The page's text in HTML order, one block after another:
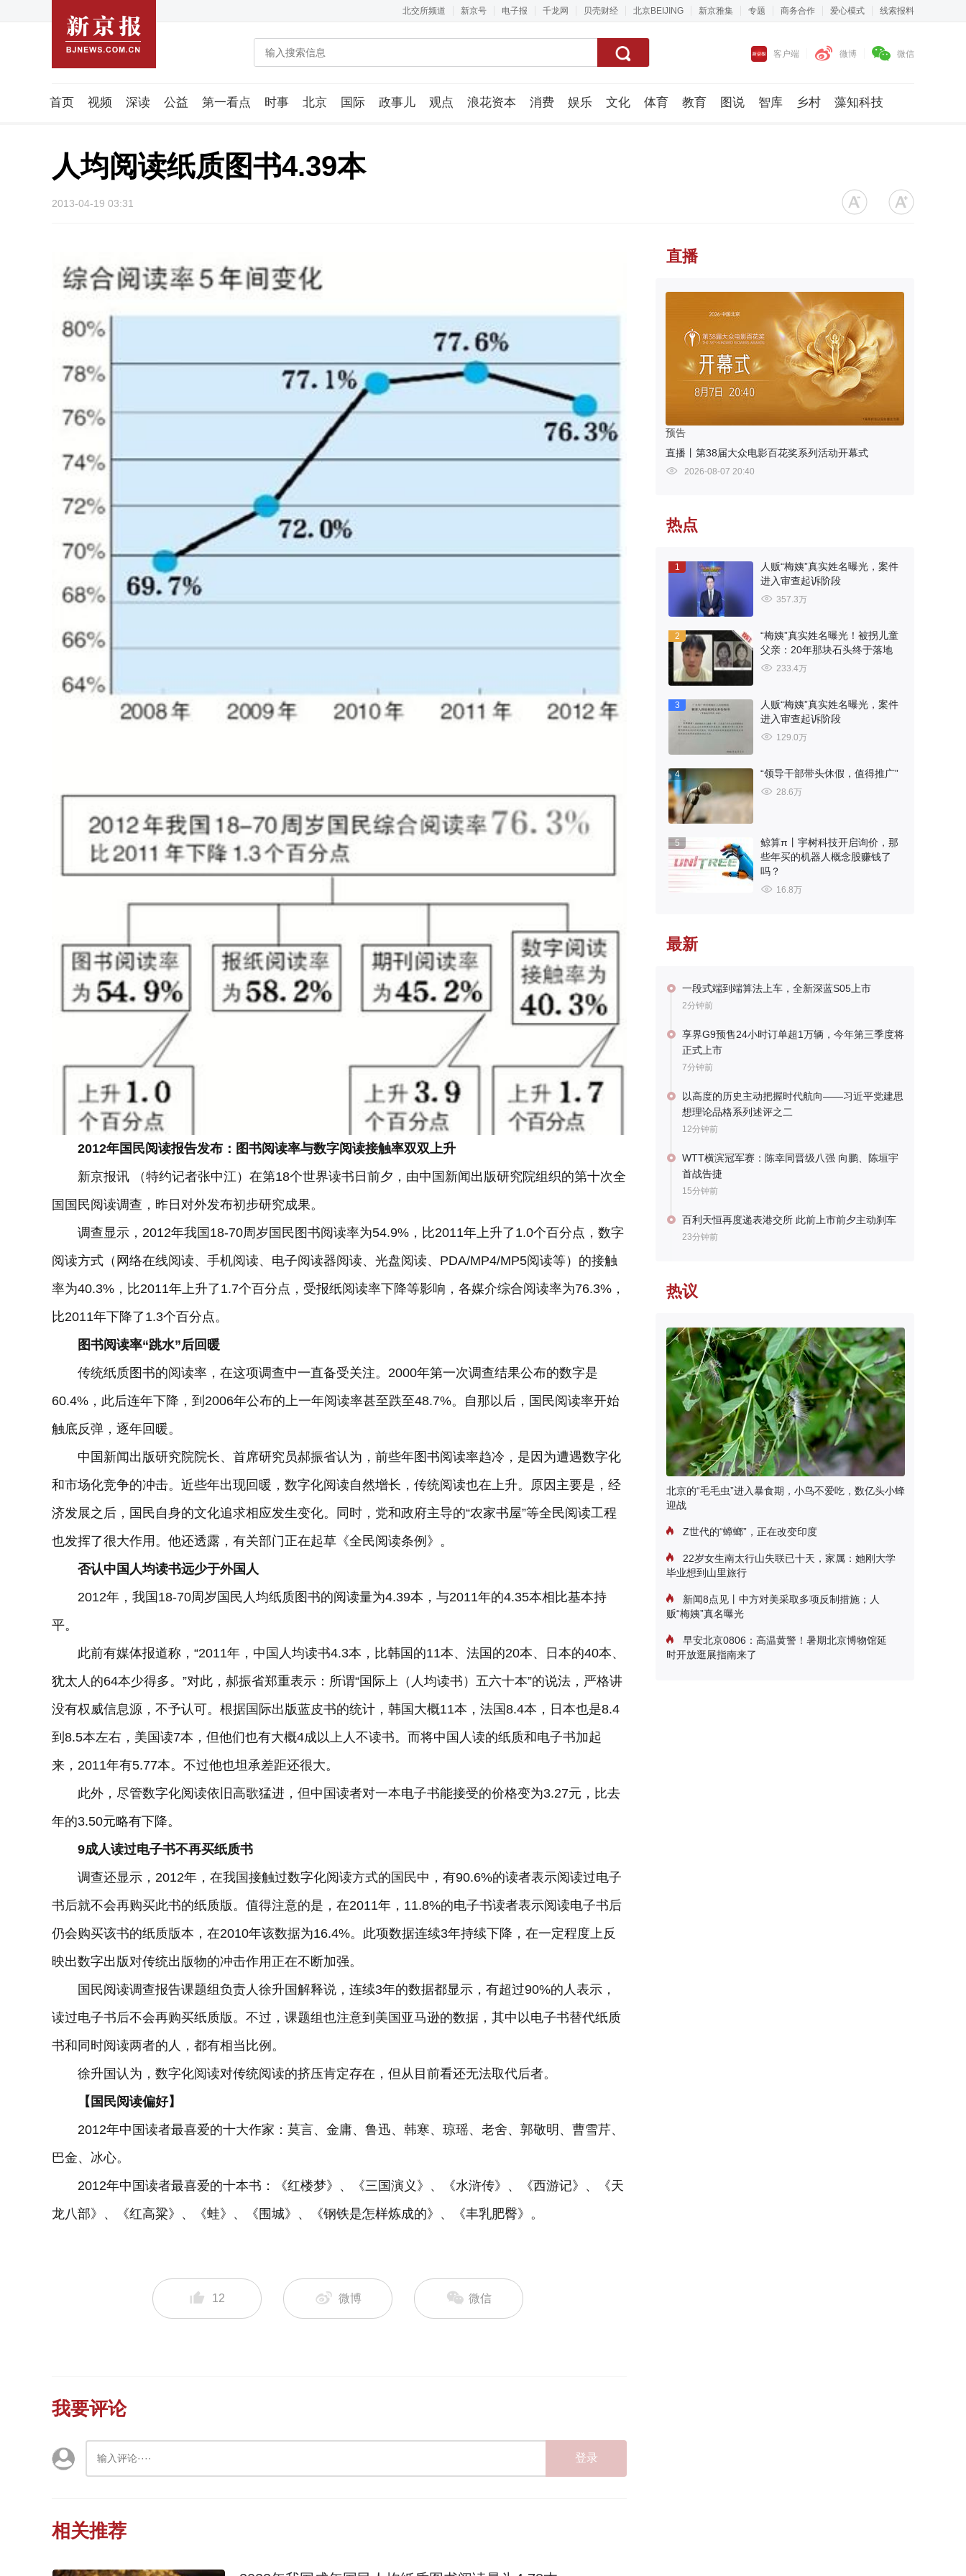
北交所频道 新京号 电子报 千龙网 贝壳财经 北京BEIJING 新京雅集 专题 商务合作 爱心模式 线索报料
客户端 微博 微信
首页 视频 深读 公益 第一看点 时事 北京 国际 政事儿 观点 浪花资本 消费 娱乐 文化 体育 教育 图说 智库 乡村 藻知科技
人均阅读纸质图书4.39本
2013-04-19 03:31
2012年国民阅读报告发布：图书阅读率与数字阅读接触率双双上升
新京报讯 （特约记者张中江）在第18个世界读书日前夕，由中国新闻出版研究院组织的第十次全
国国民阅读调查，昨日对外发布初步研究成果。
调查显示，2012年我国18-70周岁国民图书阅读率为54.9%，比2011年上升了1.0个百分点，数字
阅读方式（网络在线阅读、手机阅读、电子阅读器阅读、光盘阅读、PDA/MP4/MP5阅读等）的接触
率为40.3%，比2011年上升了1.7个百分点，受报纸阅读率下降等影响，各媒介综合阅读率为76.3%，
比2011年下降了1.3个百分点。
图书阅读率“跳水”后回暖
传统纸质图书的阅读率，在这项调查中一直备受关注。2000年第一次调查结果公布的数字是
60.4%，此后连年下降，到2006年公布的上一年阅读率甚至跌至48.7%。自那以后，国民阅读率开始
触底反弹，逐年回暖。
中国新闻出版研究院院长、首席研究员郝振省认为，前些年图书阅读率趋冷，是因为遭遇数字化
和市场化竞争的冲击。近些年出现回暖，数字化阅读自然增长，传统阅读也在上升。原因主要是，经
济发展之后，国民自身的文化追求相应发生变化。同时，党和政府主导的“农家书屋”等全民阅读工程
也发挥了很大作用。他还透露，有关部门正在起草《全民阅读条例》。
否认中国人均读书远少于外国人
2012年，我国18-70周岁国民人均纸质图书的阅读量为4.39本，与2011年的4.35本相比基本持
平。
此前有媒体报道称，“2011年，中国人均读书4.3本，比韩国的11本、法国的20本、日本的40本、
犹太人的64本少得多。”对此，郝振省郑重表示：所谓“国际上（人均读书）五六十本”的说法，严格讲
没有权威信息源，不予认可。根据国际出版蓝皮书的统计，韩国大概11本，法国8.4本，日本也是8.4
到8.5本左右，美国读7本，但他们也有大概4成以上人不读书。而将中国人读的纸质和电子书加起
来，2011年有5.77本。不过他也坦承差距还很大。
此外，尽管数字化阅读依旧高歌猛进，但中国读者对一本电子书能接受的价格变为3.27元，比去
年的3.50元略有下降。
9成人读过电子书不再买纸质书
调查还显示，2012年，在我国接触过数字化阅读方式的国民中，有90.6%的读者表示阅读过电子
书后就不会再购买此书的纸质版。值得注意的是，在2011年，11.8%的电子书读者表示阅读电子书后
仍会购买该书的纸质版本，在2010年该数据为16.4%。此项数据连续3年持续下降，在一定程度上反
映出数字出版对传统出版物的冲击作用正在不断加强。
国民阅读调查报告课题组负责人徐升国解释说，连续3年的数据都显示，有超过90%的人表示，
读过电子书后不会再购买纸质版。不过，课题组也注意到美国亚马逊的数据，其中以电子书替代纸质
书和同时阅读两者的人，都有相当比例。
徐升国认为，数字化阅读对传统阅读的挤压肯定存在，但从目前看还无法取代后者。
【国民阅读偏好】
2012年中国读者最喜爱的十大作家：莫言、金庸、鲁迅、韩寒、琼瑶、老舍、郭敬明、曹雪芹、
巴金、冰心。
2012年中国读者最喜爱的十本书：《红楼梦》、《三国演义》、《水浒传》、《西游记》、《天
龙八部》、《红高粱》、《蛙》、《围城》、《钢铁是怎样炼成的》、《丰乳肥臀》。
12 微博 微信
我要评论
登录
相关推荐
直播
预告
直播丨第38届大众电影百花奖系列活动开幕式
2026-08-07 20:40
热点
1
人贩“梅姨”真实姓名曝光，案件
进入审查起诉阶段
357.3万
2
“梅姨”真实姓名曝光！被拐儿童
父亲：20年那块石头终于落地
233.4万
3
人贩“梅姨”真实姓名曝光，案件
进入审查起诉阶段
129.0万
4 “领导干部带头休假，值得推广”
28.6万
5
鲸算π丨宇树科技开启询价，那
些年买的机器人概念股赚钱了
吗？
16.8万
最新
一段式端到端算法上车，全新深蓝S05上市
2分钟前
享界G9预售24小时订单超1万辆，今年第三季度将
正式上市
7分钟前
以高度的历史主动把握时代航向——习近平党建思
想理论品格系列述评之二
12分钟前
WTT横滨冠军赛：陈幸同晋级八强 向鹏、陈垣宇
首战告捷
15分钟前
百利天恒再度递表港交所 此前上市前夕主动刹车
23分钟前
热议
北京的“毛毛虫”进入暴食期，小鸟不爱吃，数亿头小蜂
迎战
Z世代的“蟑螂”，正在改变印度
22岁女生南太行山失联已十天，家属：她刚大学
毕业想到山里旅行
新闻8点见丨中方对美采取多项反制措施；人
贩“梅姨”真名曝光
早安北京0806：高温黄警！暑期北京博物馆延
时开放逛展指南来了